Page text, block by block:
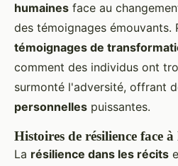
humaines face au
des témoignages émouvants.
témoignages de
comment des individus ont
surmonté l'adversité, offrant
personnelles puissantes.
Histoires de résilience face
La résilience dans les récits